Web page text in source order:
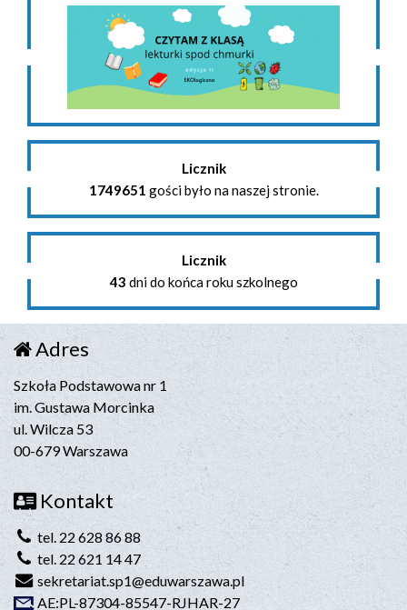
Licznik
1749651 gości było na naszej stronie.
Licznik
43 dni do końca roku szkolnego
Adres
Szkoła Podstawowa nr 1
im. Gustawa Morcinka
ul. Wilcza 53
00-679 Warszawa
Kontakt
tel. 22 628 86 88
tel. 22 621 14 47
sekretariat.sp1@eduwarszawa.pl
AE:PL-87304-85547-RJHAR-27